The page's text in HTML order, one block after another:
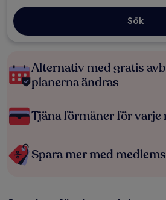
Sök
Alternativ med gratis
planerna ändras
Tjäna förmåner för varje
Spara mer med